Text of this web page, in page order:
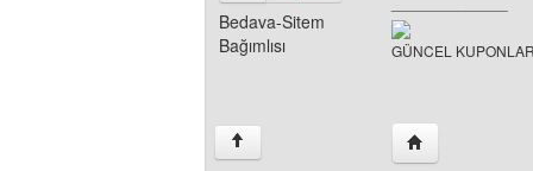
Bedava-Sitem
Bağımlısı
GÜNCEL
↑ Yazarın web